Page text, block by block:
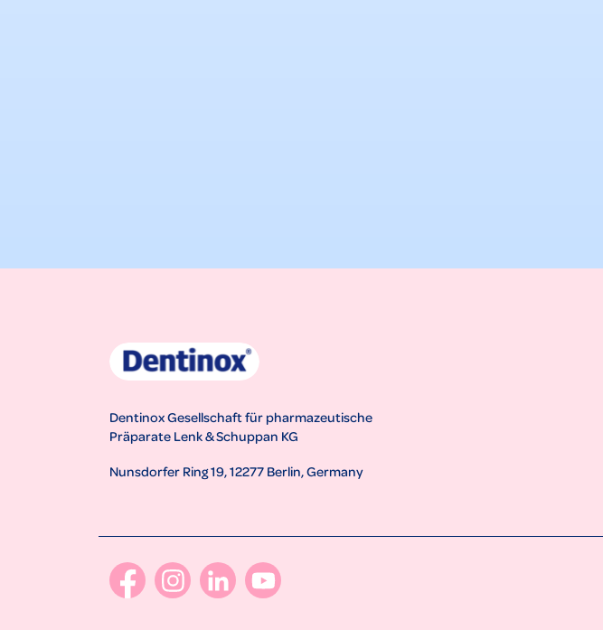
Dentinox Gesellschaft für pharmazeutische
Präparate Lenk & Schuppan KG
Nunsdorfer Ring 19, 12277 Berlin, Germany